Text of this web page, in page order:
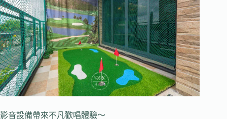
影音設備帶來不凡歡唱體驗～